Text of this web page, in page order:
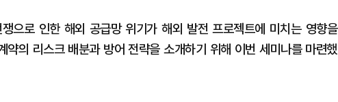
으로 인한 해외 공급망 위기가 해외 발전 프로젝트에 미치는 영향을
약의 리스크 배분과 방어 전략을 소개하기 위해 이번 세미나를 마련했